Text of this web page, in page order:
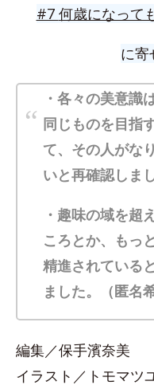
#7 何歳になって
に寄
・各々の美意識
同じものを目指
て、その人がな
いと再確認しま
・趣味の域を超
ころとか、もっ
精進されている
ました。（匿名
編集／保手濱奈美
イラスト／トモマツ